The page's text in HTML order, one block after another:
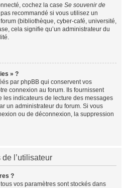
cochez la case Se souvenir de
recommandé si vous utilisez un
(bibliothèque, cyber-café, université,
cela signifie qu’un administrateur du
» ?
par phpBB qui conservent vos
connexion au forum. Ils fournissent
les indicateurs de lecture des messages
un administrateur du forum. Si vous
ou de déconnexion, la suppression
l’utilisateur
?
vos paramètres sont stockés dans